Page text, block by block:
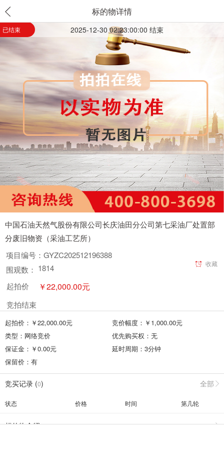
标的物详情
已结束 2025-12-30 02:23:00:00 结束
中国石油天然气股份有限公司长庆油田分公司第七采油厂处置部
分废旧物资（采油工艺所）
项目编号： GYZC202512196388
围观数： 1814 收藏
起拍价 ￥22,000.00元
竞拍结束
起拍价：￥22,000.00元 竞价幅度：￥ 1,000.00元
类型： 网络竞价 优先购买权： 无
保证金：￥0.00元 延时周期： 3分钟
保留价： 有
竞买记录 (0) 全部
状态 价格 时间 第几轮
标的物介绍